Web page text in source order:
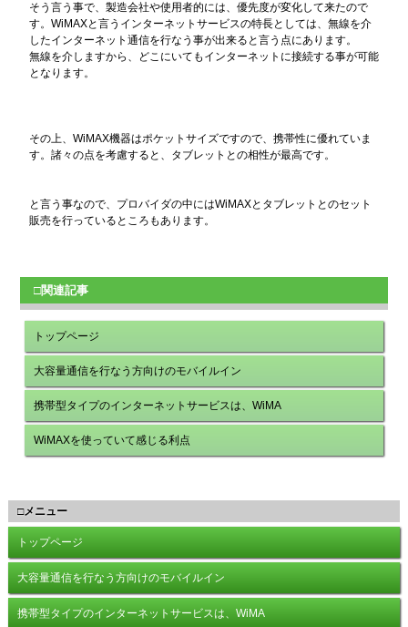
そう言う事で、製造会社や使用者的には、優先度が変化して来たので
す。WiMAXと言うインターネットサービスの特長としては、無線を介
したインターネット通信を行なう事が出来ると言う点にあります。
無線を介しますから、どこにいてもインターネットに接続する事が可能
となります。
その上、WiMAX機器はポケットサイズですので、携帯性に優れていま
す。諸々の点を考慮すると、タブレットとの相性が最高です。
と言う事なので、プロバイダの中にはWiMAXとタブレットとのセット
販売を行っているところもあります。
□関連記事
トップページ
大容量通信を行なう方向けのモバイルイン
携帯型タイプのインターネットサービスは、WiMA
WiMAXを使っていて感じる利点
□メニュー
トップページ
大容量通信を行なう方向けのモバイルイン
携帯型タイプのインターネットサービスは、WiMA